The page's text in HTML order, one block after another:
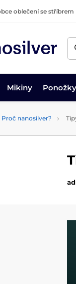
oblečení se stříbrem
Mikiny Ponožky
Proč nanosilver?